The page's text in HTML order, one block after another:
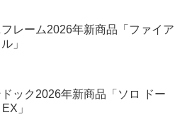
レーム2026年新商品「ファイア
」
ック2026年新商品「ソロ ドー
」